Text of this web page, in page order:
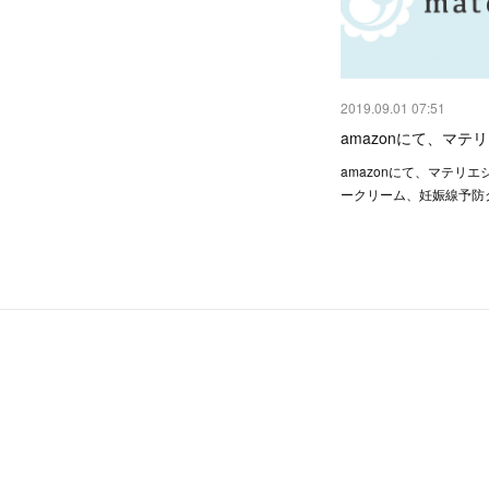
2019.09.01 07:51
amazonにて、マテ
amazonにて、マテリエ
ークリーム、妊娠線予